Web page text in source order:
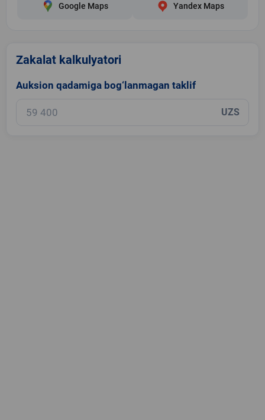
Google Maps Yandex Maps
Zakalat kalkulyatori
Auksion qadamiga bog‘lanmagan taklif
UZS